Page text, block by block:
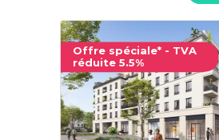
Offre spéciale* - TVA
réduite 5.5%